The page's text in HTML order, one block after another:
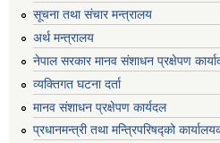
सूचना तथा संचार मन्त्रालय
अर्थ मन्त्रालय
नेपाल सरकार मानव संशाधन प्रक्षेपण
व्यक्तिगत घटना दर्ता
मानव संशाधन प्रक्षेपण कार्यदल
प्रधानमन्त्री तथा मन्त्रिपरिषद्को